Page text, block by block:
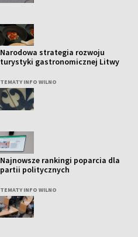
Narodowa strategia rozwoju
turystyki gastronomicznej Litwy
TEMATY INFO WILNO
Najnowsze rankingi poparcia dla
partii politycznych
TEMATY INFO WILNO